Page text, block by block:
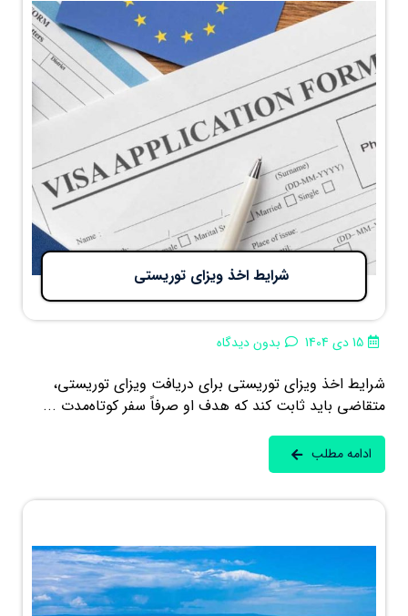
شرایط اخذ ویزای توریستی
15 دی 1404 بدون دیدگاه
شرایط اخذ ویزای توریستی برای دریافت ویزای توریستی،
متقاضی باید ثابت کند که هدف او صرفاً سفر کوتاه‌مدت ...
ادامه مطلب